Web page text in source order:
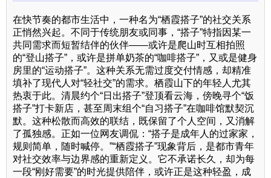
在快节奏的都市生活中，一种名为“栖霞搭子”的社交关系
正悄然兴起。不同于传统朋友或同事，“搭子”特指因某一
共同需求而短暂结伴的伙伴——或许是爬山时互相拍照
的“登山搭子”，或许是拼单奶茶的“咖啡搭子”，又或是健身
房里的“运动搭子”。这种关系无需过度交付情感，却精准
填补了现代人对“轻社交”的需求。栖霞山下的年轻人尤其
热衷于此。清晨约个“日出搭子”登顶看云海，傍晚寻个“饭
搭子”打卡新店，甚至周末组个“自习搭子”在咖啡馆默契沉
默。这种松散而高效的联结，既保留了个人空间，又消解
了孤独感。正如一位网友调侃：“搭子是成年人的过家家，
规则简单，随时喊停。”“栖霞搭子”现象背后，是都市青年
对社交效率与边界感的重新定义。它不承诺长久，却为每
一段“刚好需要”的时光提供陪伴，或许正是这种轻盈，成